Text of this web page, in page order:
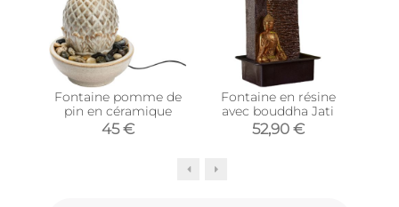
Fontaine pomme de
pin en céramique
45 €
Fontaine en résine
avec bouddha Jati
52,90 €